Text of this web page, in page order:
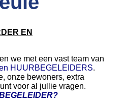
EN
we met een vast team van
HUURBEGELEIDERS.
onze bewoners, extra
voor al jullie vragen.